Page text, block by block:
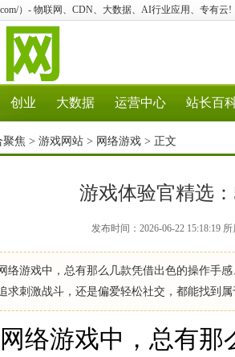
）- 物联网、CDN、大数据、AI行业应用、专有云!
创业 大数据 运营中心 站长百
聚焦 > 游戏网站 > 网络游戏 > 正文
游戏体验官精选
发布时间：2026-06-22 15:18:19
游戏中，总有那么几款凭借出色的操作手感
求刺激战斗，还是偏爱轻松社交，都能找
游戏中，总有那